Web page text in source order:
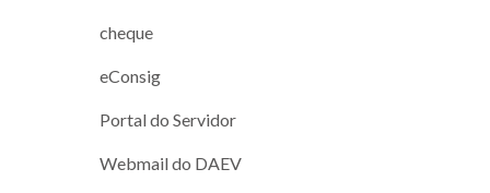
cheque
eConsig
Portal do Servidor
Webmail do DAEV